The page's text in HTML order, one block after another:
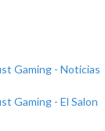
Gaming - Noticias
Gaming - El Salon